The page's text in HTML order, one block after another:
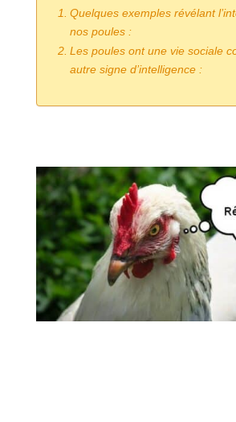
Quelques exemples révélant
nos poules :
Les poules ont une vie sociale
autre signe d’intelligence :